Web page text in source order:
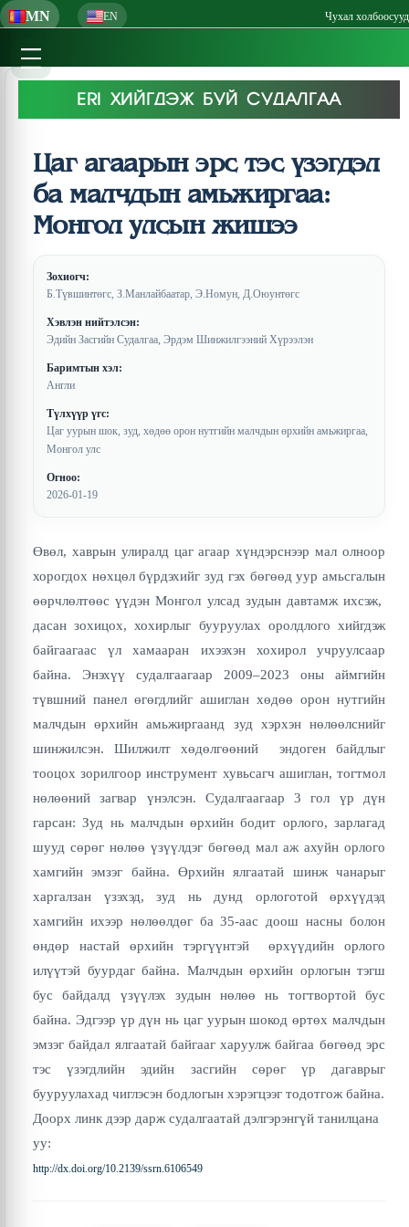
MN EN Чухал холбоосууд
ERI ХИЙГДЭЖ БУЙ СУДАЛГАА
Цаг агаарын эрс тэс үзэгдэл
ба малчдын амьжиргаа:
Монгол улсын жишээ
Зохиогч:
Б.Түвшинтөгс, З.Манлайбаатар, Э.Номун, Д.Оюунтөгс
Хэвлэн нийтэлсэн:
Эдийн Засгийн Судалгаа, Эрдэм Шинжилгээний Хүрээлэн
Баримтын хэл:
Англи
Түлхүүр үгс:
Цаг уурын шок, зуд, хөдөө орон нутгийн малчдын өрхийн амьжиргаа,
Монгол улс
Огноо:
2026-01-19
Өвөл, хаврын улиралд цаг агаар хүндэрснээр мал олноор
хорогдох нөхцөл бүрдэхийг зуд гэх бөгөөд уур амьсгалын
өөрчлөлтөөс үүдэн Монгол улсад зудын давтамж ихсэж,
дасан зохицох, хохирлыг бууруулах оролдлого хийгдэж
байгаагаас үл хамааран ихээхэн хохирол учруулсаар
байна. Энэхүү судалгаагаар 2009–2023 оны аймгийн
түвшний панел өгөгдлийг ашиглан хөдөө орон нутгийн
малчдын өрхийн амьжиргаанд зуд хэрхэн нөлөөлснийг
шинжилсэн. Шилжилт хөдөлгөөний эндоген байдлыг
тооцох зорилгоор инструмент хувьсагч ашиглан, тогтмол
нөлөөний загвар үнэлсэн. Судалгаагаар 3 гол үр дүн
гарсан: Зуд нь малчдын өрхийн бодит орлого, зарлагад
шууд сөрөг нөлөө үзүүлдэг бөгөөд мал аж ахуйн орлого
хамгийн эмзэг байна. Өрхийн ялгаатай шинж чанарыг
харгалзан үзэхэд, зуд нь дунд орлоготой өрхүүдэд
хамгийн ихээр нөлөөлдөг ба 35-аас доош насны болон
өндөр настай өрхийн тэргүүнтэй өрхүүдийн орлого
илүүтэй буурдаг байна. Малчдын өрхийн орлогын тэгш
бус байдалд үзүүлэх зудын нөлөө нь тогтвортой бус
байна. Эдгээр үр дүн нь цаг уурын шокод өртөх малчдын
эмзэг байдал ялгаатай байгааг харуулж байгаа бөгөөд эрс
тэс үзэгдлийн эдийн засгийн сөрөг үр дагаврыг
бууруулахад чиглэсэн бодлогын хэрэгцээг тодотгож байна.
Доорх линк дээр дарж судалгаатай дэлгэрэнгүй танилцана
уу:
http://dx.doi.org/10.2139/ssrn.6106549